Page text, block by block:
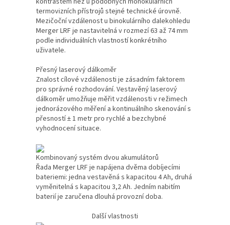
termovizních přístrojů stejné technické úrovně.
Mezičoční vzdálenost u binokulárního dalekohledu
Merger LRF je nastavitelná v rozmezí 63 až 74 mm
podle individuálních vlastností konkrétního
uživatele.
Přesný laserový dálkoměr
Znalost cílové vzdálenosti je zásadním faktorem
pro správné rozhodování. Vestavěný laserový
dálkoměr umožňuje měřit vzdálenosti v režimech
jednorázového měření a kontinuálního skenování s
přesností ± 1 metr pro rychlé a bezchybné
vyhodnocení situace.
Kombinovaný systém dvou akumulátorů
Řada Merger LRF je napájena dvěma dobíjecími
bateriemi: jedna vestavěná s kapacitou 4 Ah, druhá
vyměnitelná s kapacitou 3,2 Ah. Jedním nabitím
baterií je zaručena dlouhá provozní doba.
Další vlastnosti